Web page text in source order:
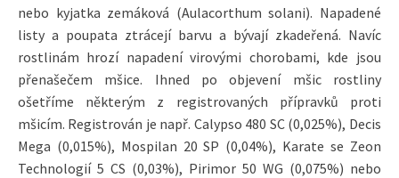
nebo kyjatka zemáková (Aulacorthum solani). Napadené
listy a poupata ztrácejí barvu a bývají zkadeřená. Navíc
rostlinám hrozí napadení virovými chorobami, kde jsou
přenašečem mšice. Ihned po objevení mšic rostliny
ošetříme některým z registrovaných přípravků proti
mšicím. Registrován je např. Calypso 480 SC (0,025%), Decis
Mega (0,015%), Mospilan 20 SP (0,04%), Karate se Zeon
Technologií 5 CS (0,03%), Pirimor 50 WG (0,075%) nebo